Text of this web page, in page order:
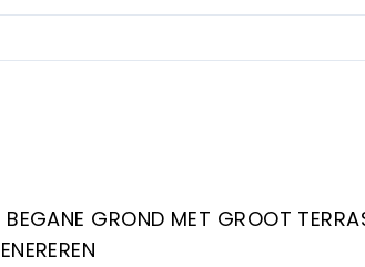
BEGANE GROND MET GROOT